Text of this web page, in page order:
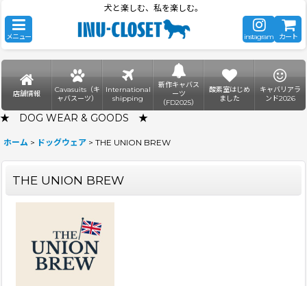
犬と楽しむ、私を楽しむ。
メニュー instagram カート
店舗情報
Cavasuits（キ
ャバスーツ）
International
shipping
新作キャバス
ーツ
（FD2025）
酸素室はじめ
ました
キャバリアラ
ンド2026
★ DOG WEAR & GOODS ★
ホーム > ドッグウェア > THE UNION BREW
THE UNION BREW